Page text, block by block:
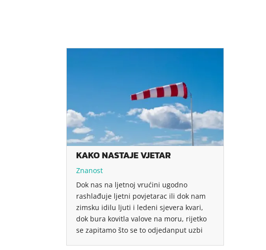
KAKO NASTAJE VJETAR
Znanost
Dok nas na ljetnoj vrućini ugodno
rashlađuje ljetni povjetarac ili dok nam
zimsku idilu ljuti i ledeni sjevera kvari,
dok bura kovitla valove na moru, rijetko
se zapitamo što se to odjedanput uzbi